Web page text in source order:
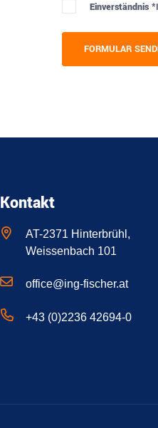
Einverständnis *
Please leave this
FORMULAR
Kontakt
AT-2371 Hinterbrühl,
Weissenbach 101
office@ing-fischer.at
+43 (0)2236 42694-0